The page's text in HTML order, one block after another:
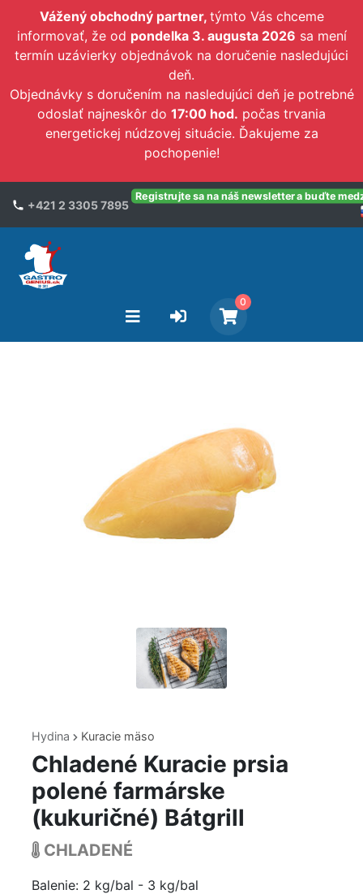
Vážený obchodný partner, týmto Vás chceme
informovať, že od pondelka 3. augusta 2026 sa mení
termín uzávierky objednávok na doručenie nasledujúci
deň.
Objednávky s doručením na nasledujúci deň je potrebné
odoslať najneskôr do 17:00 hod. počas trvania
energetickej núdzovej situácie. Ďakujeme za
pochopenie!
+421 2 3305 7895
Registrujte sa na náš newsletter a buďte
0
Hydina Kuracie mäso
Chladené Kuracie prsia
polené farmárske
(kukuričné) Bátgrill
CHLADENÉ
Balenie: 2 kg/bal - 3 kg/bal